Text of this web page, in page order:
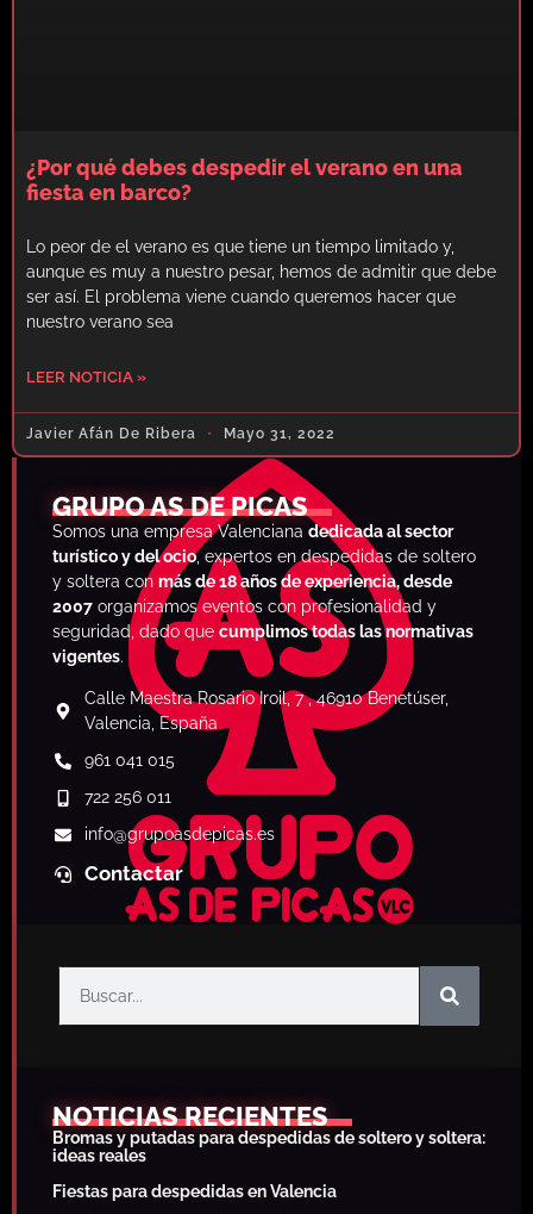
¿Por qué debes despedir el verano en una
fiesta en barco?
Lo peor de el verano es que tiene un tiempo limitado y,
aunque es muy a nuestro pesar, hemos de admitir que debe
ser así. El problema viene cuando queremos hacer que
nuestro verano sea
LEER NOTICIA »
Javier Afán De Ribera Mayo 31, 2022
GRUPO AS DE PICAS
Somos una empresa Valenciana dedicada al sector
turístico y del ocio, expertos en despedidas de soltero
y soltera con más de 18 años de experiencia, desde
2007 organizamos eventos con profesionalidad y
seguridad, dado que cumplimos todas las normativas
vigentes.
Calle Maestra Rosario Iroil, 7 , 46910 Benetúser,
Valencia, España
961 041 015
722 256 011
info@grupoasdepicas.es
Contactar
NOTICIAS RECIENTES
Bromas y putadas para despedidas de soltero y soltera:
ideas reales
Fiestas para despedidas en Valencia